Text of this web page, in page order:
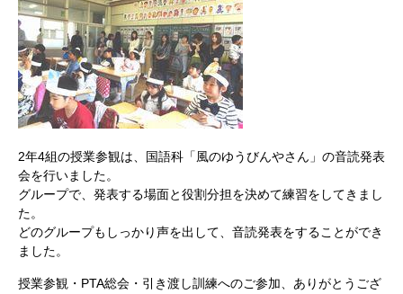
2年4組の授業参観は、国語科「風のゆうびんやさん」の音読発表
会を行いました。
グループで、発表する場面と役割分担を決めて練習をしてきまし
た。
どのグループもしっかり声を出して、音読発表をすることができ
ました。
授業参観・PTA総会・引き渡し訓練へのご参加、ありがとうござ